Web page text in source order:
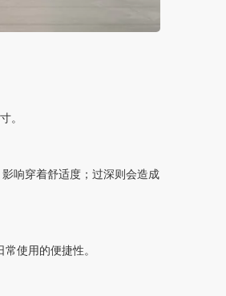
。
响穿着舒适度；过深则会造成
使用的便捷性。